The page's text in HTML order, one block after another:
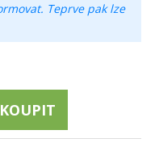
Teprve pak lze
KOUPIT